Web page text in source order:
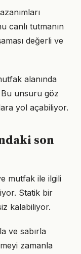
canlı tutmanın
değerli ve
alanında
Bu unsuru göz
yol açabiliyor.
son
mutfak ile ilgili
Statik bir
kalabiliyor.
ve sabırla
zamanla